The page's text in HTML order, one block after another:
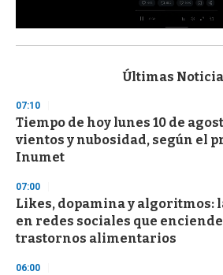
s
d
s
o
f
3
s
e
c
o
n
Últimas
07:10
Tiempo de hoy lunes 10 de
vientos y nubosidad, según el
Inumet
07:00
Likes, dopamina y algoritmos:
en redes sociales que
trastornos alimentarios
06:00